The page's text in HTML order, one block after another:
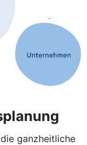
ganzheitliche